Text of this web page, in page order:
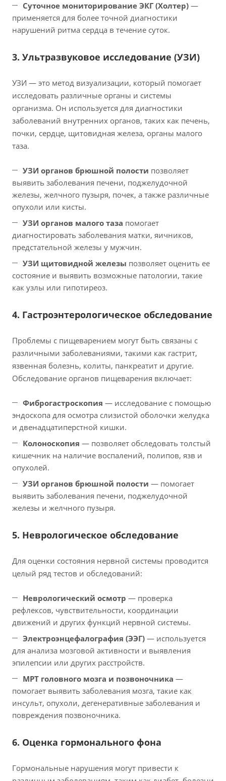
Суточное мониторирование ЭКГ (Холтер) —
применяется для более точной диагностики
нарушений ритма сердца в течение суток.
3. Ультразвуковое исследование (УЗИ)
УЗИ — это метод визуализации, который помогает
исследовать различные органы и системы
организма. Он используется для диагностики
заболеваний внутренних органов, таких как печень,
почки, сердце, щитовидная железа, органы малого
таза.
УЗИ органов брюшной полости позволяет
выявить заболевания печени, поджелудочной
железы, желчного пузыря, почек, а также различные
опухоли или кисты.
УЗИ органов малого таза помогает
диагностировать заболевания матки, яичников,
предстательной железы у мужчин.
УЗИ щитовидной железы позволяет оценить ее
состояние и выявить возможные патологии, такие
как узлы или гипотиреоз.
4. Гастроэнтерологическое обследование
Проблемы с пищеварением могут быть связаны с
различными заболеваниями, такими как гастрит,
язвенная болезнь, колиты, панкреатит и другие.
Обследование органов пищеварения включает:
Фиброгастроскопия — исследование с помощью
эндоскопа для осмотра слизистой оболочки желудка
и двенадцатиперстной кишки.
Колоноскопия — позволяет обследовать толстый
кишечник на наличие воспалений, полипов, язв и
опухолей.
УЗИ органов брюшной полости — помогает
выявить заболевания печени, поджелудочной
железы и желчного пузыря.
5. Неврологическое обследование
Для оценки состояния нервной системы проводится
целый ряд тестов и обследований:
Неврологический осмотр — проверка
рефлексов, чувствительности, координации
движений и других функций нервной системы.
Электроэнцефалография (ЭЭГ) — используется
для анализа мозговой активности и выявления
эпилепсии или других расстройств.
МРТ головного мозга и позвоночника —
помогает выявить заболевания мозга, такие как
инсульт, опухоли, дегенеративные заболевания и
повреждения позвоночника.
6. Оценка гормонального фона
Гормональные нарушения могут привести к